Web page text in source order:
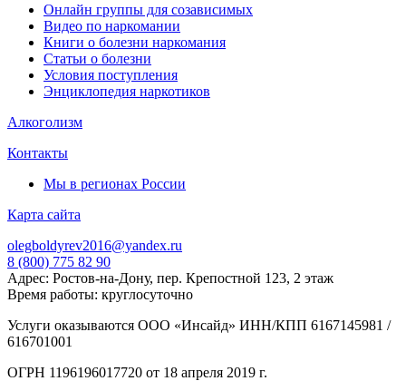
Онлайн группы для созависимых
Видео по наркомании
Книги о болезни наркомания
Статьи о болезни
Условия поступления
Энциклопедия наркотиков
Алкоголизм
Контакты
Мы в регионах России
Карта сайта
olegboldyrev2016@yandex.ru
8 (800) 775 82 90
Адрес: Ростов-на-Дону, пер. Крепостной 123, 2 этаж
Время работы: круглосуточно
Услуги оказываются ООО «Инсайд» ИНН/КПП 6167145981 /
616701001
ОГРН 1196196017720 от 18 апреля 2019 г.